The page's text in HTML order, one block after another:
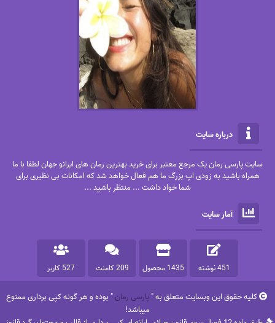
درباره سایت
سایت پارسی رمان یک مرجع معتبر برای خرید بهترین رمان های ایرانو جهان لطفا با ما
همراه باشید به زودی اپ بزرگ ما هم فعال خواهد شد که امکانات بی نظیری برای
شما خواد داشت ... منتظر باشید ...
آمار سایت
451 نوشته 1435 محصول 209 کامنت 527 کاربر
کلیه حقوق این وبسایت متعلق به "پارسی رمان" بوده و هر گونه کپی برداری ممنوع
میباشد!